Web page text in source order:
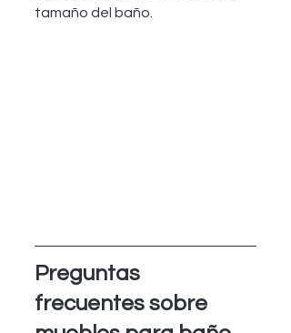
tamaño del baño.
Preguntas
frecuentes sobre